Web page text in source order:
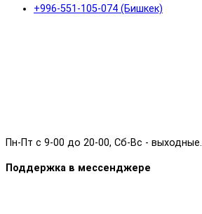
+996-551-105-074 (Бишкек)
Пн-Пт с 9-00 до 20-00, Сб-Вс - выходные.
Поддержка в мессенджере